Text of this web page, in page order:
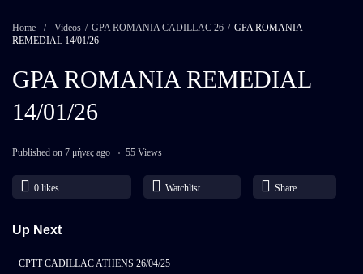
Home / Videos / GPA ROMANIA CADILLAC 26 / GPA ROMANIA
REMEDIAL 14/01/26
GPA ROMANIA REMEDIAL
14/01/26
Published on 7 μήνες ago 55 Views
0 likes Watchlist Share
Up Next
CPTT CADILLAC ATHENS 26/04/25